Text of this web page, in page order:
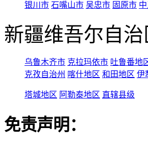
银川市 石嘴山市 吴忠市 固原市
新疆维吾尔自治
乌鲁木齐市 克拉玛依市 吐鲁番地
克孜自治州 喀什地区 和田地区 伊
塔城地区 阿勒泰地区 直辖县级
免责声明：